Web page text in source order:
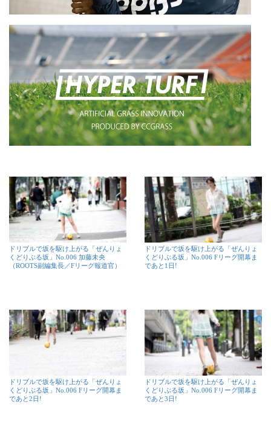
ドリブルで坂を駆け上がる「ぜんりょ
くどりぶる坂」No.006 加藤未央
（ROOTS副編集長／Fリーグ報道官）
ドリブルで坂を駆け上がる「ぜんりょ
くどりぶる坂」No.006 Fリーグ開幕ま
であと1日!
ドリブルで坂を駆け上がる「ぜんりょ
くどりぶる坂」No.006 Fリーグ開幕ま
であと2日!
ドリブルで坂を駆け上がる「ぜんりょ
くどりぶる坂」No.006 Fリーグ開幕ま
であと3日!